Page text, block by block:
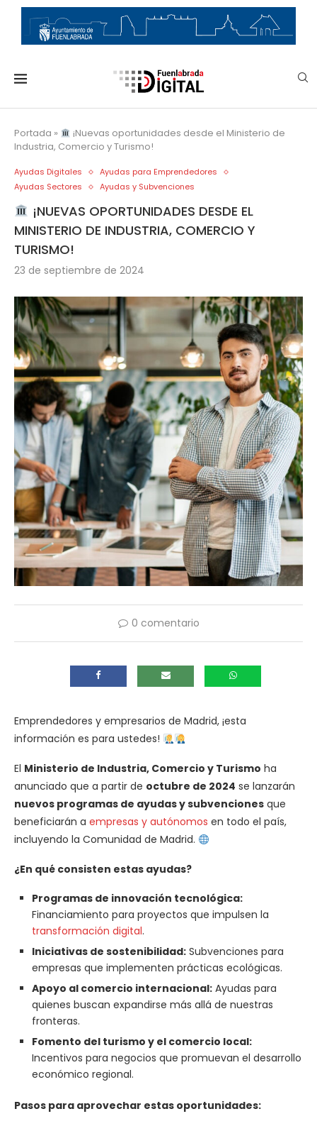
Portada »
¡Nuevas oportunidades desde el Ministerio de
Industria, Comercio y Turismo!
Ayudas Digitales
Ayudas para Emprendedores
Ayudas Sectores
Ayudas y Subvenciones
¡NUEVAS OPORTUNIDADES DESDE EL
MINISTERIO DE INDUSTRIA, COMERCIO Y
TURISMO!
23 de septiembre de 2024
0 comentario
Emprendedores y empresarios de Madrid, ¡esta
información es para ustedes!
El Ministerio de Industria, Comercio y Turismo ha
anunciado que a partir de octubre de 2024 se lanzarán
nuevos programas de ayudas y subvenciones que
beneficiarán a empresas y autónomos en todo el país,
incluyendo la Comunidad de Madrid.
¿En qué consisten estas ayudas?
Programas de innovación tecnológica:
Financiamiento para proyectos que impulsen la
transformación digital.
Iniciativas de sostenibilidad: Subvenciones para
empresas que implementen prácticas ecológicas.
Apoyo al comercio internacional: Ayudas para
quienes buscan expandirse más allá de nuestras
fronteras.
Fomento del turismo y el comercio local:
Incentivos para negocios que promuevan el desarrollo
económico regional.
Pasos para aprovechar estas oportunidades: